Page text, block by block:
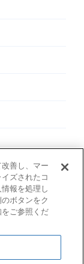
善し、マー
ズされたコ
報を処理し
ボタンをク
ご参照くだ